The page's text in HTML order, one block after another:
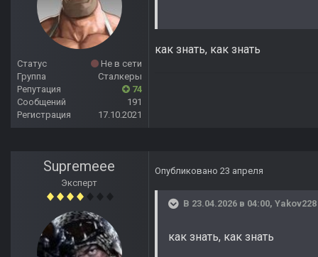
Статус
Не в сети
Группа
Сталкеры
Репутация
74
Сообщений
191
Регистрация
17.10.2021
как знать, как знать
Supremeee
Эксперт
Опубликовано 23 апреля
В 23.04.2026 в 04:00, Yakov228
как знать, как знать